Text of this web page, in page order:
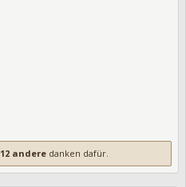
12 andere danken dafür.